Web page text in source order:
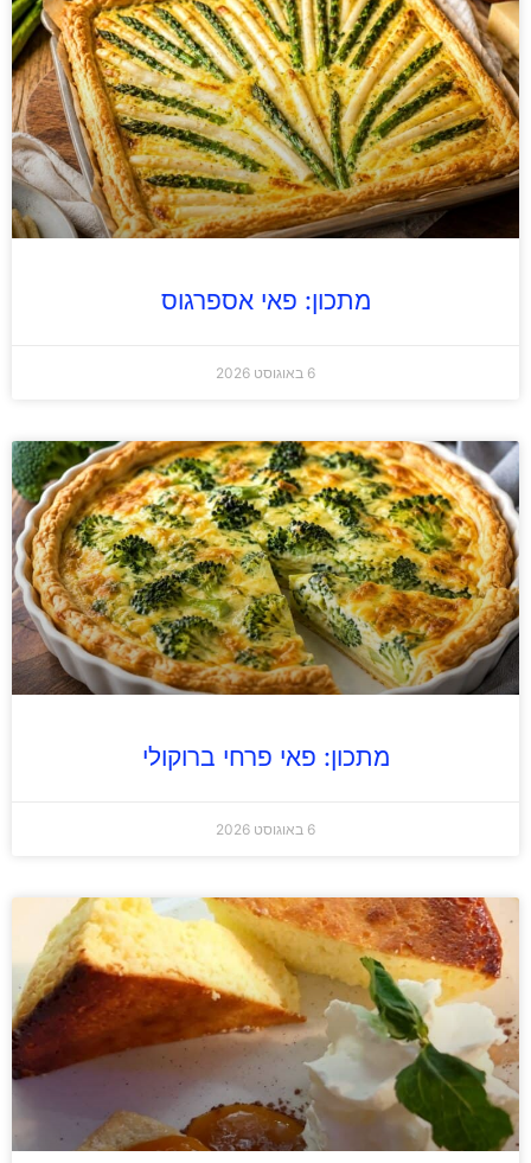
מתכון: פאי אספרגוס
6 באוגוסט 2026
מתכון: פאי פרחי ברוקולי
6 באוגוסט 2026